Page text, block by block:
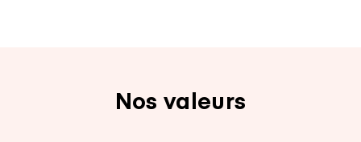
Nos valeurs